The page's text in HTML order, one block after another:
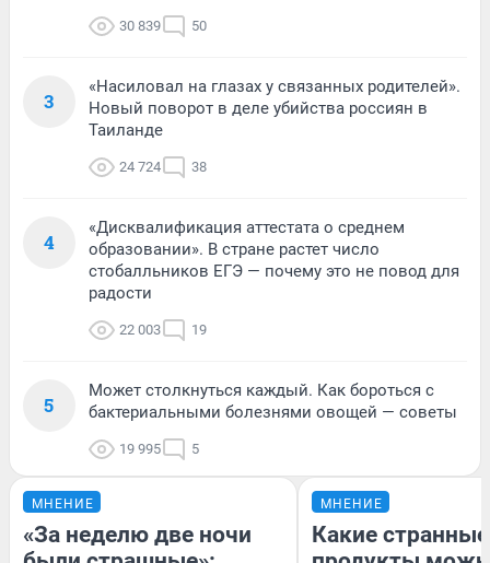
30 839 50
3
«Насиловал на глазах у связанных родителей».
Новый поворот в деле убийства россиян в
Таиланде
24 724 38
4
«Дисквалификация аттестата о среднем
образовании». В стране растет число
стобалльников ЕГЭ — почему это не повод для
радости
22 003 19
5
Может столкнуться каждый. Как бороться с
бактериальными болезнями овощей — советы
19 995 5
МНЕНИЕ
«За неделю две ночи
МНЕНИЕ
Какие странные